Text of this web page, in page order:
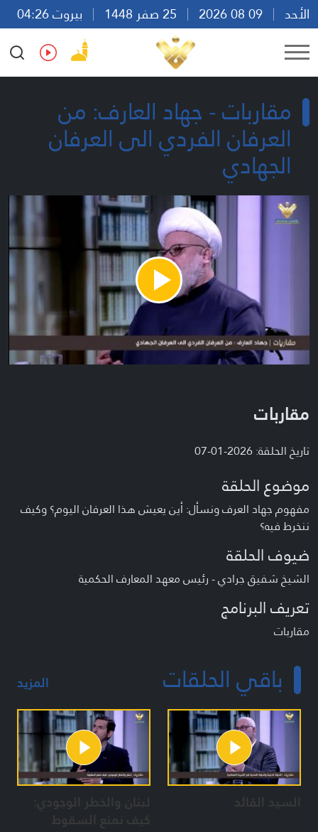
الأحد
بيروت 04:26
Ar
En Fr Es
مقاربات - جهاد العارف: من
العرفان الفردي الى العرفان
الجهادي
Play
Video
مقاربات
تاريخ الحلقة: 2026-01-07
موضوع الحلقة
مفهوم جهاد العرف ونسأل: أين يعيش هذا العرفان اليوم؟ وكيف
ننخرط فيه؟
ضيوف الحلقة
الشيخ شفيق جرادي - رئيس معهد المعارف الحكمية
تعريف البرنامج
مقاربات
باقي الحلقات المزيد
السيد القائد لبنان والخطر الوجودي:
كيف نمنع السقوط